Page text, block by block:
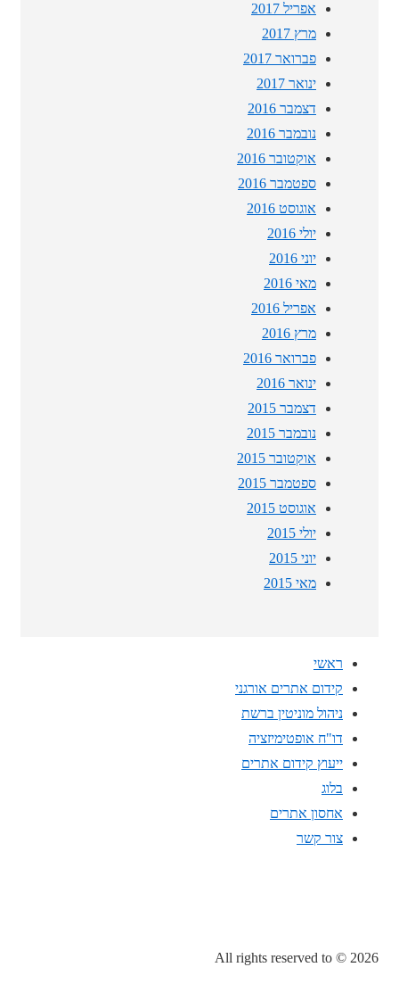
אפריל 2017
מרץ 2017
פברואר 2017
ינואר 2017
דצמבר 2016
נובמבר 2016
אוקטובר 2016
ספטמבר 2016
אוגוסט 2016
יולי 2016
יוני 2016
מאי 2016
אפריל 2016
מרץ 2016
פברואר 2016
ינואר 2016
דצמבר 2015
נובמבר 2015
אוקטובר 2015
ספטמבר 2015
אוגוסט 2015
יולי 2015
יוני 2015
מאי 2015
ראשי
קידום אתרים אורגני
ניהול מוניטין ברשת
דו"ח אופטימיזציה
ייעוץ קידום אתרים
בלוג
אחסון אתרים
צור קשר
All rights reserved to© 2026